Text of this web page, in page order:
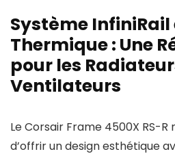
Système InfiniRail
Thermique : Une
pour les
Ventilateurs
Le Corsair Frame 4500X RS-
d’offrir un design esthétique